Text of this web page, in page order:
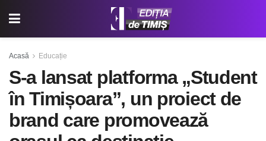
Acasă Educație
S-a lansat platforma „Student
în Timișoara”, un proiect de
brand care promovează